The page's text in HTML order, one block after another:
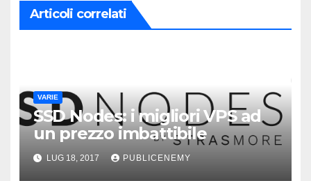
Articoli correlati
VARIE
SSD Nodes: i migliori VPS ad
un prezzo imbattibile
LUG 18, 2017 PUBLICENEMY